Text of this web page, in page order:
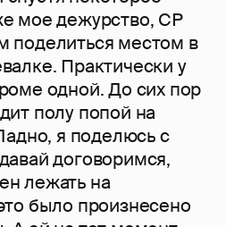
мое дежурство, СР
поделиться местом в
Практически у
одной. До сих пор
полу попой на
я поделюсь с
договоримся,
лежать на
было произнесено